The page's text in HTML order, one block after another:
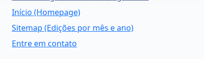
Início (Homepage)
Sitemap (Edições por mês e ano)
Entre em contato